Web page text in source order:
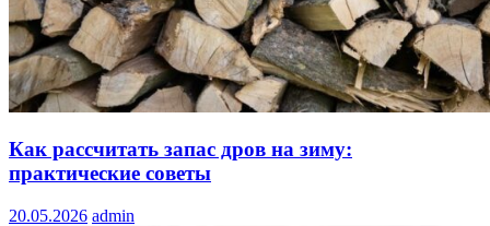
Как рассчитать запас дров на зиму:
практические советы
20.05.2026 admin